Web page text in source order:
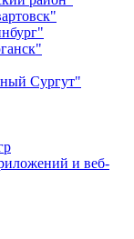
Сургут"
и веб-